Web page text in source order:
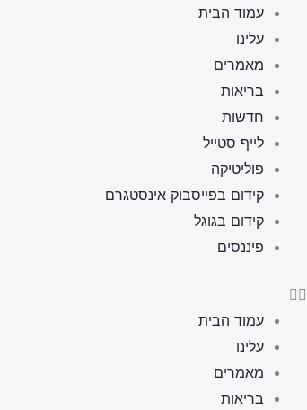
לתוכן
עמוד הבית
עלינו
מאמרים
בריאות
חדשות
לייף סטייל
פוליטיקה
קידום בפייסבוק אינסטגרם
קידום בגוגל
פיננסים
עמוד הבית
עלינו
מאמרים
בריאות